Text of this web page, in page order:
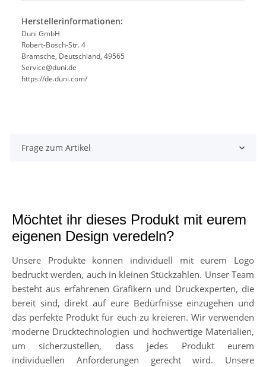
Herstellerinformationen:
Duni GmbH
Robert-Bosch-Str. 4
Bramsche, Deutschland, 49565
Service@duni.de
https://de.duni.com/
Frage zum Artikel
Möchtet ihr dieses Produkt mit eurem
eigenen Design veredeln?
Unsere Produkte können individuell mit eurem Logo
bedruckt werden, auch in kleinen Stückzahlen. Unser Team
besteht aus erfahrenen Grafikern und Druckexperten, die
bereit sind, direkt auf eure Bedürfnisse einzugehen und
das perfekte Produkt für euch zu kreieren. Wir verwenden
moderne Drucktechnologien und hochwertige Materialien,
um sicherzustellen, dass jedes Produkt eurem
individuellen Anforderungen gerecht wird. Unsere